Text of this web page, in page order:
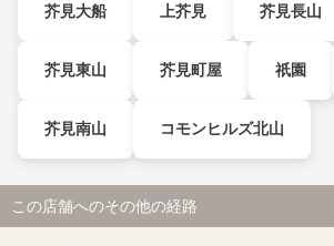
芥見大船 上芥見 芥見長山
芥見東山 芥見町屋 祇園
芥見南山 コモンヒルズ北山
この店舗へのその他の経路